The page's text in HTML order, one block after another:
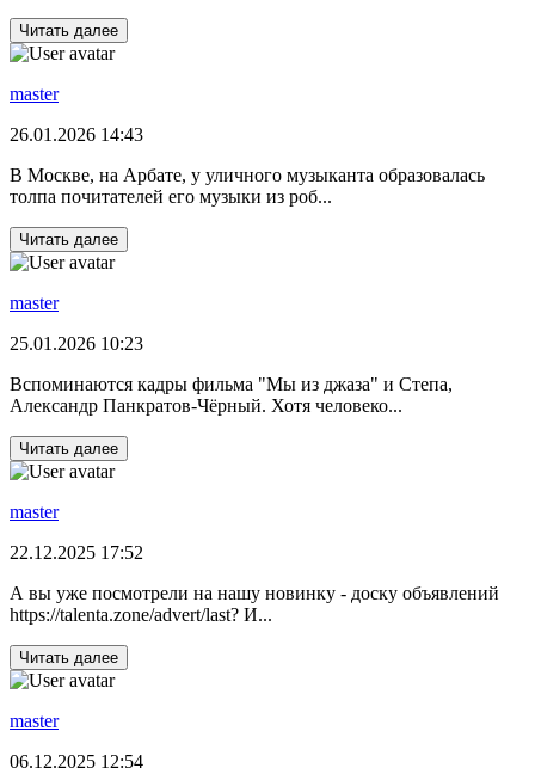
Читать далее
master
26.01.2026 14:43
В Москве, на Арбате, у уличного музыканта образовалась
толпа почитателей его музыки из роб...
Читать далее
master
25.01.2026 10:23
Вспоминаются кадры фильма "Мы из джаза" и Степа,
Александр Панкратов-Чёрный. Хотя человеко...
Читать далее
master
22.12.2025 17:52
А вы уже посмотрели на нашу новинку - доску объявлений
https://talenta.zone/advert/last? И...
Читать далее
master
06.12.2025 12:54